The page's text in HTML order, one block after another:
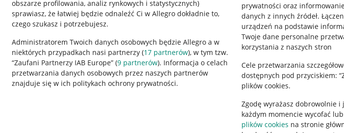
obszarze profilowania, analiz rynkowych i statystycznych)
sprawiasz, że łatwiej będzie odnaleźć Ci w Allegro dokładnie to,
czego szukasz i potrzebujesz.
Administratorem Twoich danych osobowych będzie Allegro a w
niektórych przypadkach nasi partnerzy (17 partnerów), w tym tzw.
“Zaufani Partnerzy IAB Europe” (9 partnerów). Informacja o celach
przetwarzania danych osobowych przez naszych partnerów
znajduje się w ich politykach ochrony prywatności.
prywatności oraz
danych z innych źródeł.
urządzeń na podstawie
Twoje dane personalne
korzystania z naszych stron
Cele przetwarzania
dostępnych pod przyciskiem:
plików cookies.
Zgodę wyrażasz dobrowolnie i
każdym momencie wycofać
plików cookies na stronie
Przydatne informacje
Jak to działa
Napisz do nas
Allegro Gadane dla sprzedających
Regulamin
Polityka plików "cookies"
Ustawienia plików "cookies"
Udostępnianie lokalizacji
Informacje dla Aktu o Usługach Cyfrowych